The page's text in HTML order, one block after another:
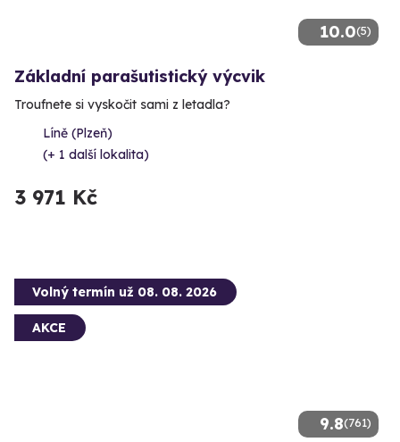
10.0(5)
Základní parašutistický výcvik
Troufnete si vyskočit sami z letadla?
Líně (Plzeň)
(+ 1 další lokalita)
3 971 Kč
9.8(761)
Volný termín už 08. 08. 2026
AKCE